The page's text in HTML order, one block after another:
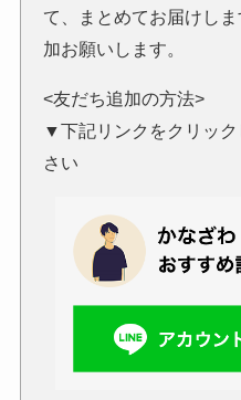
て、まとめてお届けし
加お願いします。
<友だち追加の方法>
▼下記リンクをクリッ
さい